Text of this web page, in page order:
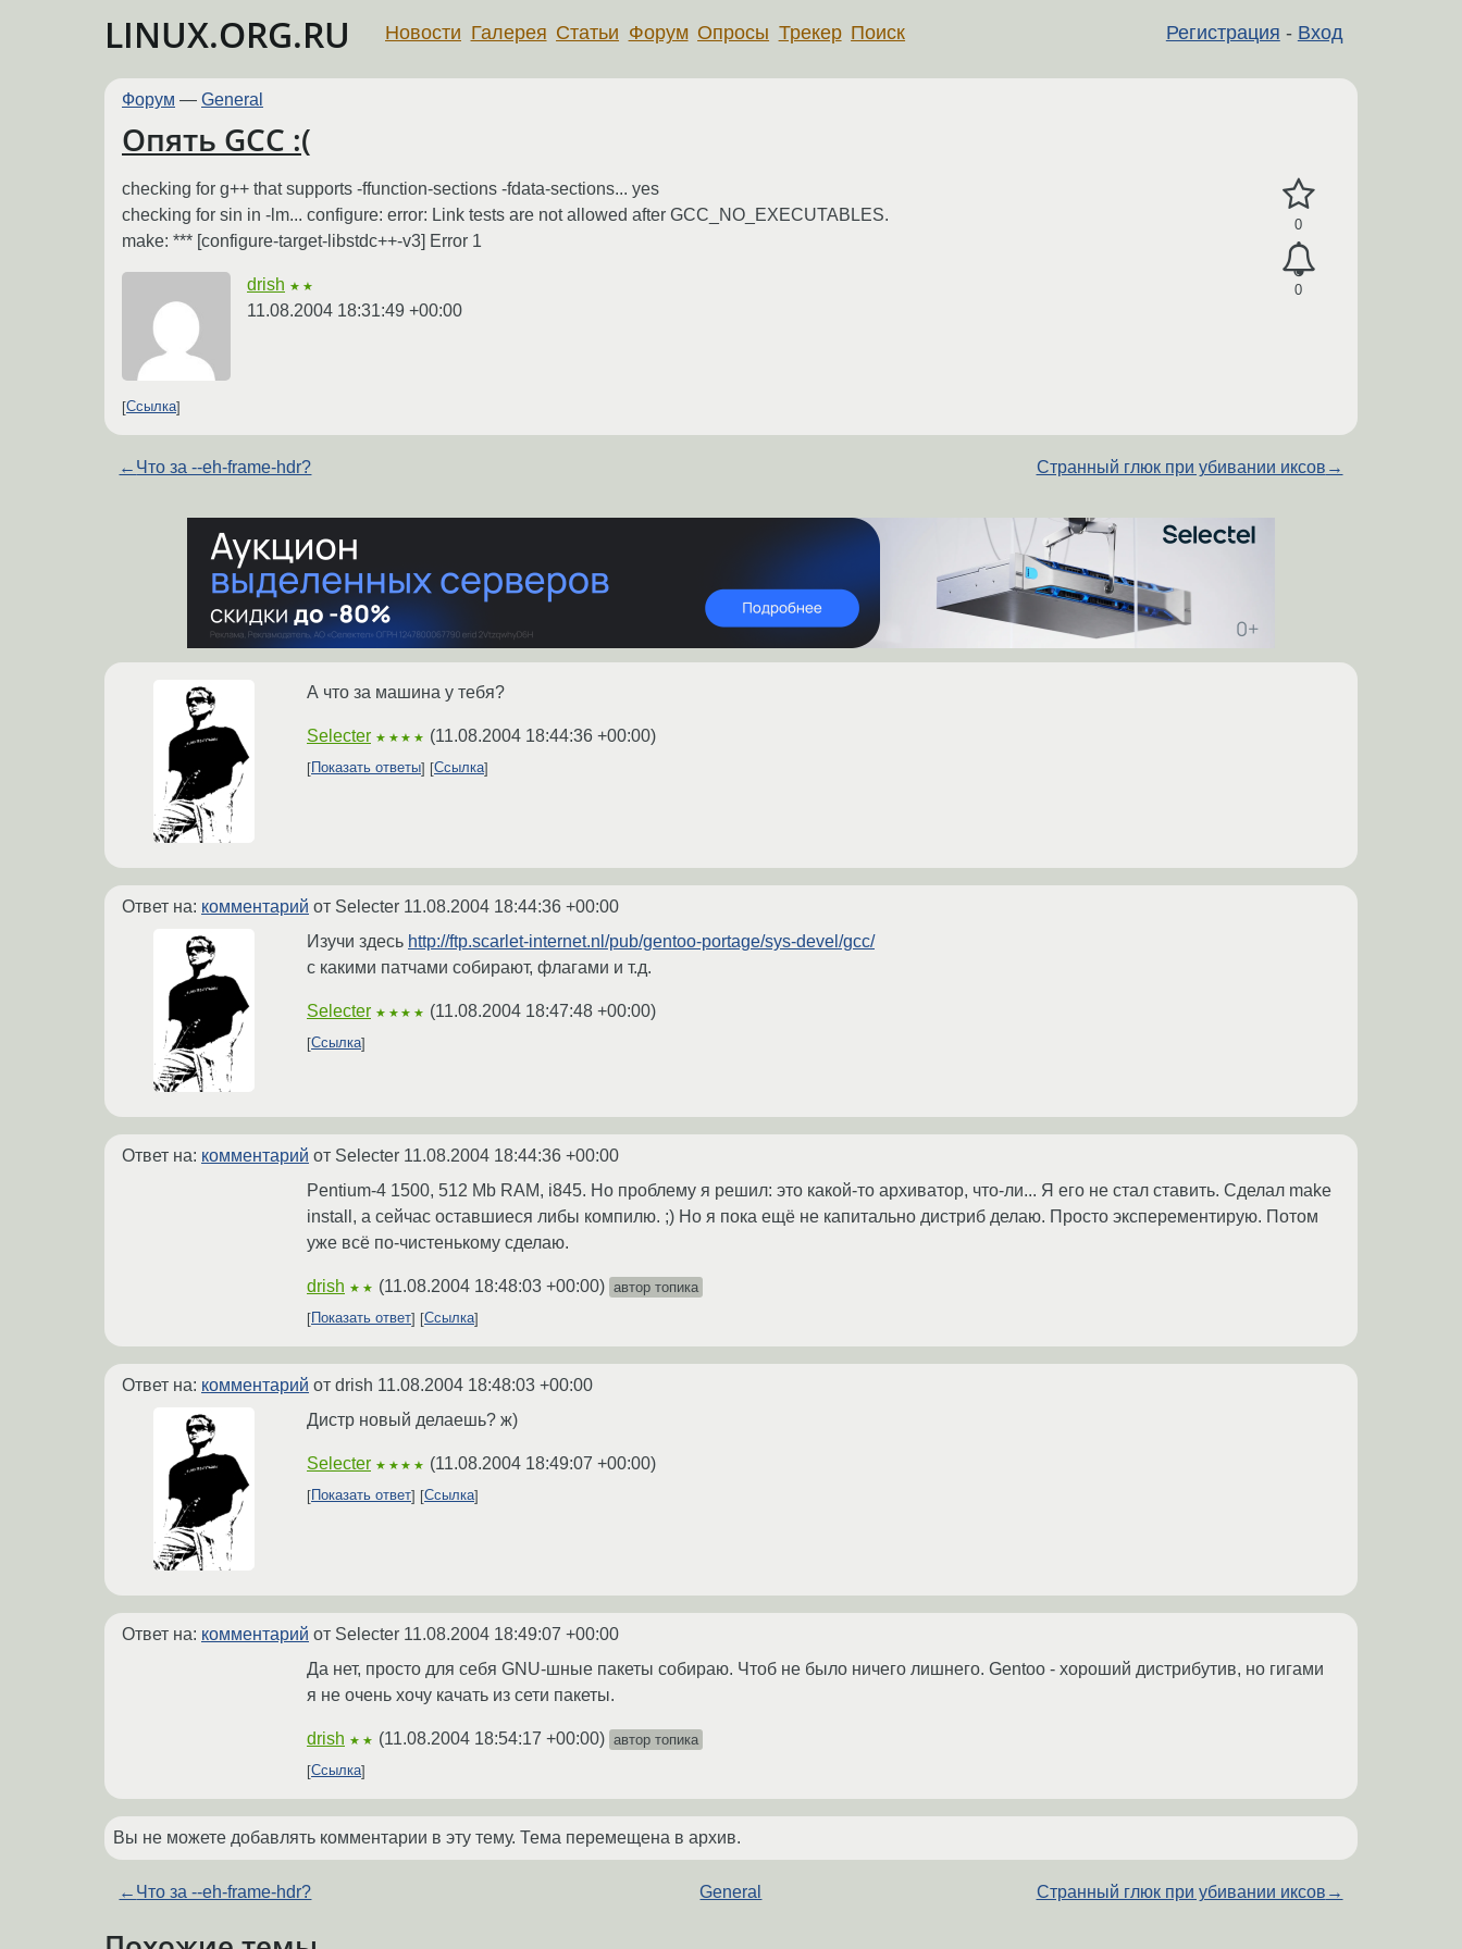
LINUX.ORG.RU Регистрация - Вход
Новости Галерея Статьи Форум Опросы Трекер Поиск
Форум — General
Опять GCC :(
0
0
checking for g++ that supports -ffunction-sections -fdata-sections... yes
checking for sin in -lm... configure: error: Link tests are not allowed after GCC_NO_EXECUTABLES.
make: *** [configure-target-libstdc++-v3] Error 1
drish ★★
11.08.2004 18:31:49 +00:00
Ссылка
← Что за --eh-frame-hdr? Странный глюк при убивании иксов →
А что за машина у тебя?
Selecter ★★★★ (11.08.2004 18:44:36 +00:00)
Показать ответы Ссылка
Ответ на: комментарий от Selecter 11.08.2004 18:44:36 +00:00
Изучи здесь http://ftp.scarlet-internet.nl/pub/gentoo-portage/sys-devel/gcc/
с какими патчами собирают, флагами и т.д.
Selecter ★★★★ (11.08.2004 18:47:48 +00:00)
Ссылка
Ответ на: комментарий от Selecter 11.08.2004 18:44:36 +00:00
Pentium-4 1500, 512 Mb RAM, i845. Но проблему я решил: это какой-то архиватор, что-ли... Я его не стал ставить. Сделал make
install, а сейчас оставшиеся либы компилю. ;) Но я пока ещё не капитально дистриб делаю. Просто эксперементирую. Потом
уже всё по-чистенькому сделаю.
drish ★★ (11.08.2004 18:48:03 +00:00) автор топика
Показать ответ
Ссылка
Ответ на: комментарий от drish 11.08.2004 18:48:03 +00:00
Дистр новый делаешь? ж)
Selecter ★★★★ (11.08.2004 18:49:07 +00:00)
Показать ответ Ссылка
Ответ на: комментарий от Selecter 11.08.2004 18:49:07 +00:00
Да нет, просто для себя GNU-шные пакеты собираю. Чтоб не было ничего лишнего. Gentoo - хороший дистрибутив, но гигами
я не очень хочу качать из сети пакеты.
drish ★★ (11.08.2004 18:54:17 +00:00) автор топика
Ссылка
Вы не можете добавлять комментарии в эту тему. Тема перемещена в архив.
← Что за --eh-frame-hdr? General Странный глюк при убивании иксов →